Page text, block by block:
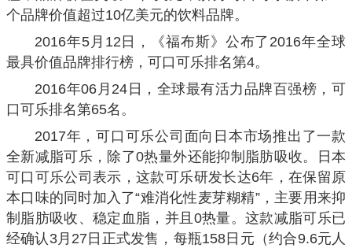
个品牌价值超过10亿美元的饮料品牌。
2016年5月12日，《福布斯》公布了2016年全球
最具价值品牌排行榜，可口可乐排名第4。
2016年06月24日，全球最有活力品牌百强榜，可
口可乐排名第65名。
2017年，可口可乐公司面向日本市场推出了一款
全新减脂可乐，除了0热量外还能抑制脂肪吸收。日本
可口可乐公司表示，这款可乐研发长达6年，在保留原
本口味的同时加入了“难消化性麦芽糊精”，主要用来抑
制脂肪吸收、稳定血脂，并且0热量。这款减脂可乐已
经确认3月27日正式发售，每瓶158日元（约合9.6元人